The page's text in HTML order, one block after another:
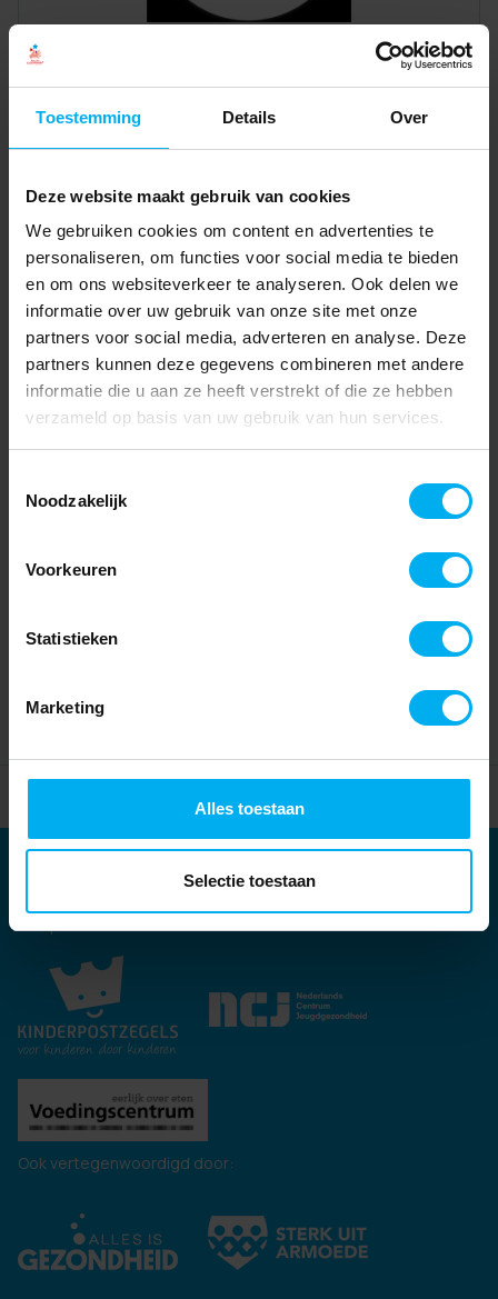
Toestemming Details Over
Deze website maakt gebruik van cookies
We gebruiken cookies om content en advertenties te
personaliseren, om functies voor social media te bieden
en om ons websiteverkeer te analyseren. Ook delen we
informatie over uw gebruik van onze site met onze
partners voor social media, adverteren en analyse. Deze
partners kunnen deze gegevens combineren met andere
informatie die u aan ze heeft verstrekt of die ze hebben
verzameld op basis van uw gebruik van hun services.
Noodzakelijk
Voorkeuren
Statistieken
Marketing
Alles toestaan
Selectie toestaan
Kernpartners:
Ook vertegenwoordigd door: